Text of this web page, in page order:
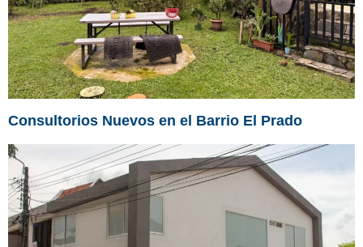
Consultorios Nuevos en el Barrio El Prado